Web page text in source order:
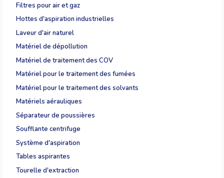
Filtres pour air et gaz
Hottes d'aspiration industrielles
Laveur d'air naturel
Matériel de dépollution
Matériel de traitement des COV
Matériel pour le traitement des fumées
Matériel pour le traitement des solvants
Matériels aérauliques
Séparateur de poussières
Soufflante centrifuge
Système d'aspiration
Tables aspirantes
Tourelle d'extraction